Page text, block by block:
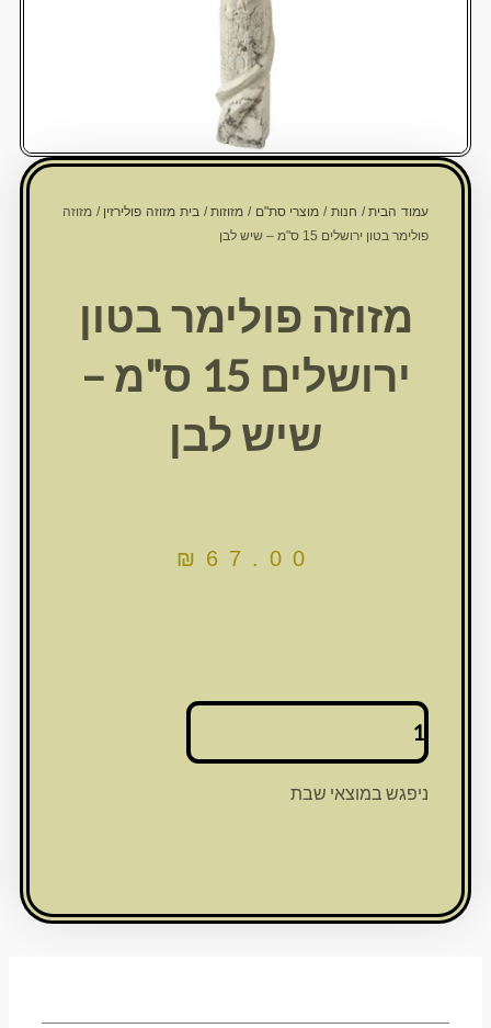
עמוד הבית/חנות/מוצרי סת"ם/מזוזות/בית מזוזה פולירזין/ מזוזה
פולימר בטון ירושלים 15 ס"מ – שיש לבן
מזוזה פולימר בטון
ירושלים 15 ס"מ –
שיש לבן
₪ 67.00
כמות
מזוזה
שיש
ניפגש במוצאי שבת